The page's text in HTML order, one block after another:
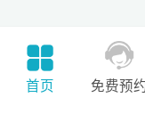
首页 免费预